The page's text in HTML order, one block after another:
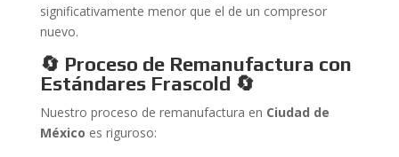
significativamente menor que el de un compresor
nuevo.
🔄 Proceso de Remanufactura con
Estándares Frascold 🔄
Nuestro proceso de remanufactura en Ciudad de
México es riguroso: